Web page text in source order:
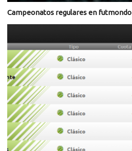
Campeonatos regulares en futmondo